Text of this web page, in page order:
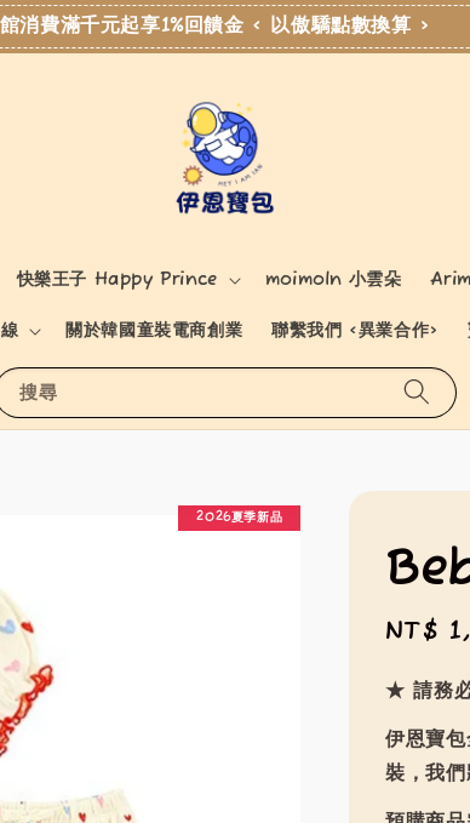
消費滿千元起享1%回饋金 < 以傲驕點數換算 >
搜尋
快樂王子 Happy Prince moimoln 小雲朵
關於韓國童裝電商創業 聯繫我們 <異業合作>
2026夏季新品
Sale
NT$
★ 請務
伊恩寶
裝，我們